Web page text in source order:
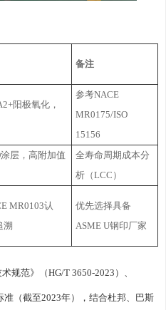
备注
阳极氧化，
参考NACE
MR0175/ISO
15156
层，高附加值
全寿命周期成本分
析（LCC）
MR0103认
溯
优先选择具备
ASME U钢印厂家
规范》（HG/T 3650-2023）、
准（截至2023年），结合杜邦、巴斯